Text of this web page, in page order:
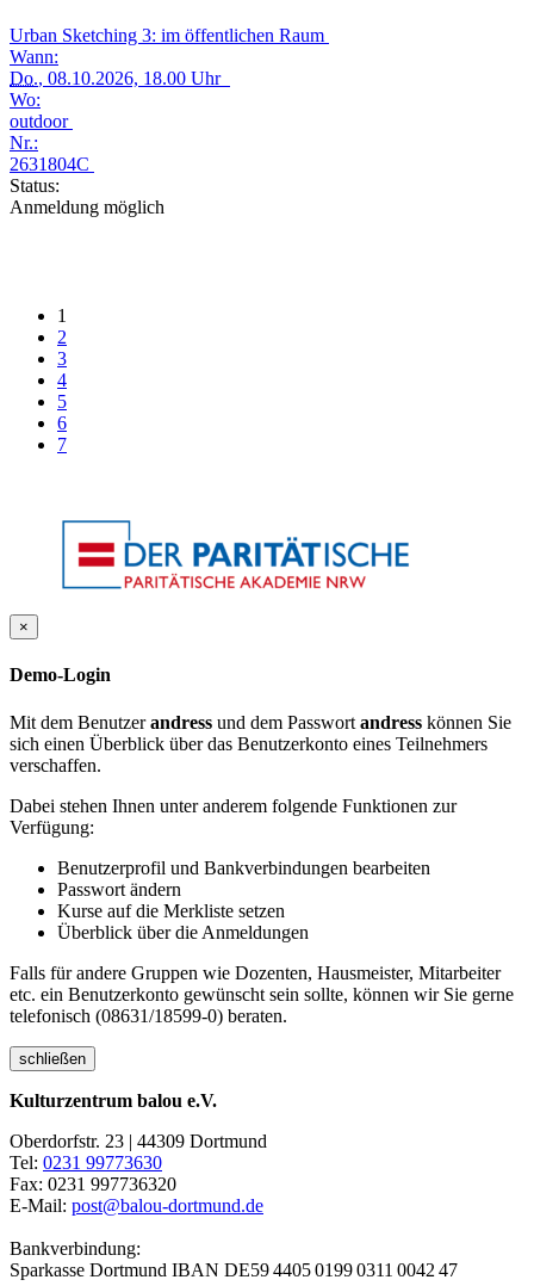
Urban Sketching 3: im öffentlichen Raum
Wann:
Do., 08.10.2026, 18.00 Uhr
Wo:
outdoor
Nr.:
2631804C
Status:
Anmeldung möglich
1
2
3
4
5
6
7
×
Demo-Login
Mit dem Benutzerandress und dem Passwort andress können Sie
sich einen Überblick über das Benutzerkonto eines Teilnehmers
verschaffen.
Dabei stehen Ihnen unter anderem folgende Funktionen zur
Verfügung:
Benutzerprofil und Bankverbindungen bearbeiten
Passwort ändern
Kurse auf die Merkliste setzen
Überblick über die Anmeldungen
Falls für andere Gruppen wie Dozenten, Hausmeister, Mitarbeiter
etc. ein Benutzerkonto gewünscht sein sollte, können wir Sie gerne
telefonisch (08631/18599-0) beraten.
schließen
Kulturzentrum balou e.V.
Oberdorfstr. 23 | 44309 Dortmund
Tel: 0231 99773630
Fax: 0231 997736320
E-Mail: post@balou-dortmund.de
Bankverbindung:
Sparkasse Dortmund IBAN DE59 4405 0199 0311 0042 47